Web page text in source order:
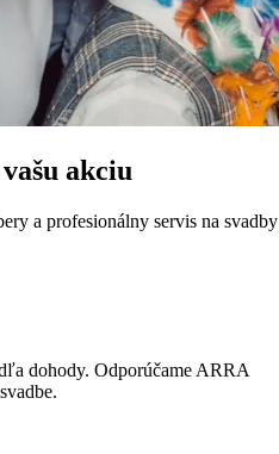
akciu
a profesionálny servis na svadby
dohody. Odporúčame ARRA